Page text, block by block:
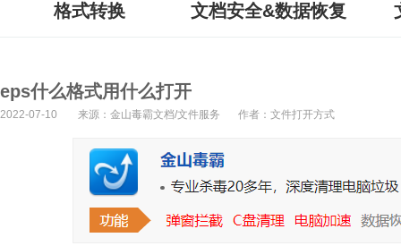
格式转换 文档安全&数据恢复
eps什么格式用什么打开
2022-07-10 来源：金山毒霸文档/文件服务 作者：文件打开方式